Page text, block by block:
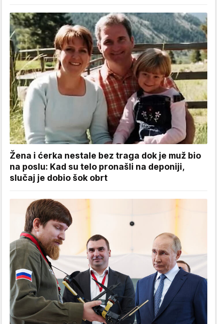
Žena i ćerka nestale bez traga dok je muž bio
na poslu: Kad su telo pronašli na deponiji,
slučaj je dobio šok obrt